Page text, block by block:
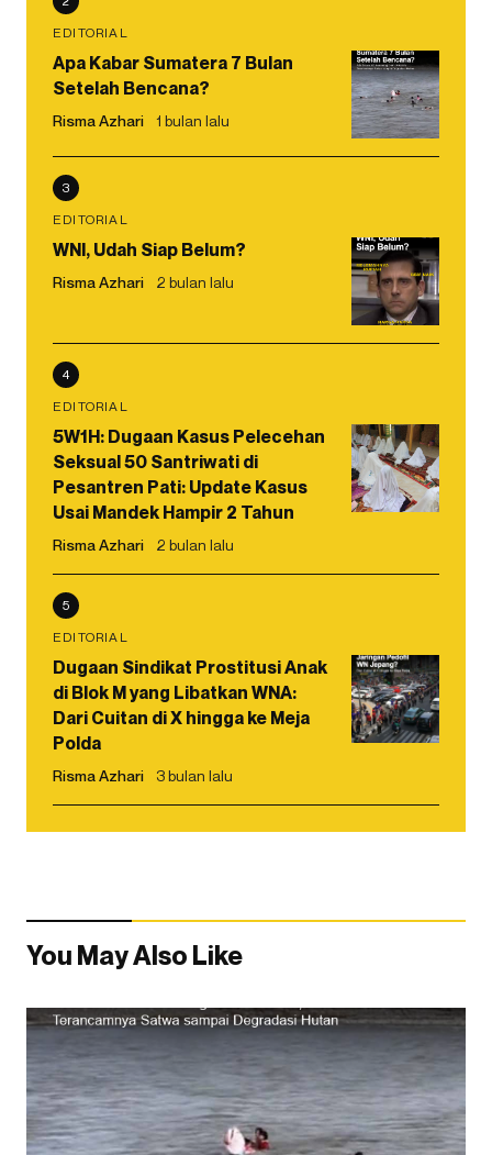
EDITORIAL
Apa Kabar Sumatera 7 Bulan
Setelah Bencana?
Risma Azhari 1 bulan lalu
3
EDITORIAL
WNI, Udah Siap Belum?
Risma Azhari 2 bulan lalu
4
EDITORIAL
5W1H: Dugaan Kasus Pelecehan
Seksual 50 Santriwati di
Pesantren Pati: Update Kasus
Usai Mandek Hampir 2 Tahun
Risma Azhari 2 bulan lalu
5
EDITORIAL
Dugaan Sindikat Prostitusi Anak
di Blok M yang Libatkan WNA:
Dari Cuitan di X hingga ke Meja
Polda
Risma Azhari 3 bulan lalu
You May Also Like